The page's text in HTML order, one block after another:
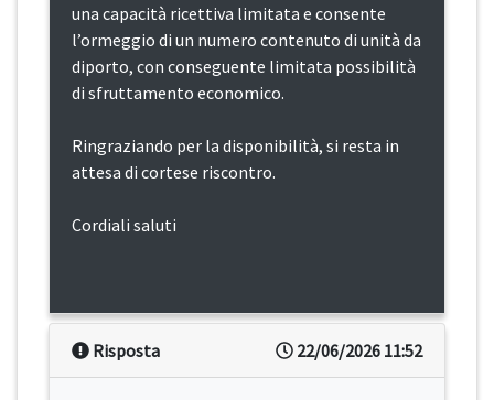
una capacità ricettiva limitata e consente
l’ormeggio di un numero contenuto di unità da
diporto, con conseguente limitata possibilità
di sfruttamento economico.
Ringraziando per la disponibilità, si resta in
attesa di cortese riscontro.
Cordiali saluti
22/06/2026 11:52
Risposta